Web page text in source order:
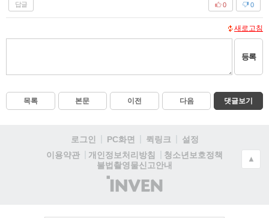
답글 0
0
새로고침
등록
목록 본문 이전 다음 댓글보기
로그인 PC화면 퀵링크
설정
이용약관
개인정보처리방침
청소년보호정책
불법촬영물신고안내
(주)
인
▲